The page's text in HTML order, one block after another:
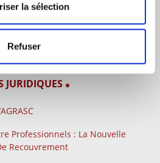
la sélection
Refuser
JURIDIQUES
Professionnels : La Nouvelle
Recouvrement